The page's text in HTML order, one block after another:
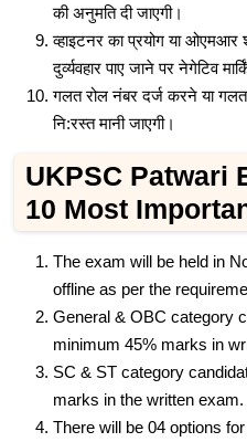
की अनुमति दी जाएगी।
व्हाइटनर का प्रयोग या ओएमआर
दुर्व्यवहार पाए जाने पर नेगेटिव
गलत रोल नंबर दर्ज करने या गलत
नि:रस्त मानी जाएगी।
UKPSC Patwari
10 Most
The exam will be held in
offline as per the
General & OBC category
minimum 45% marks in
SC & ST category
marks in the written exam.
There will be 04 options